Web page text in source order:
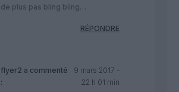
de plus pas bling bling…
RÉPONDRE
flyer2 a commenté
:
9 mars 2017 -
22 h 01 min